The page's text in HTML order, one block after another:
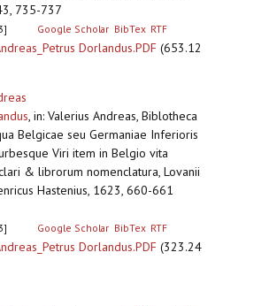
735-737
Google Scholar BibTex RTF
Dorlandus.PDF (653.12
, in: Valerius Andreas, Biblotheca
Belgicae seu Germaniae Inferioris
Viri item in Belgio vita
& librorum nomenclatura, Lovanii
Hastenius, 1623, 660-661
Google Scholar BibTex RTF
Dorlandus.PDF (323.24